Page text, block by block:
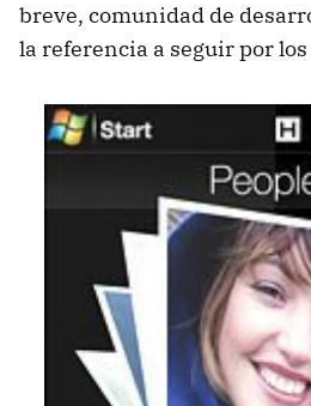
breve, comunidad de
la referencia a seguir por